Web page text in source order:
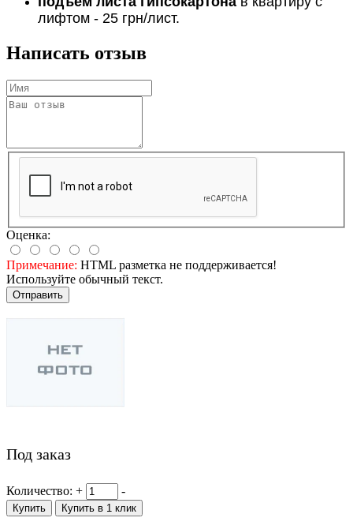
лифтом - 25 грн/лист.
Написать отзыв
Оценка:
Примечание: HTML разметка не поддерживается!
Используйте обычный текст.
Отправить
Под заказ
Количество: + -
Купить Купить в 1 клик